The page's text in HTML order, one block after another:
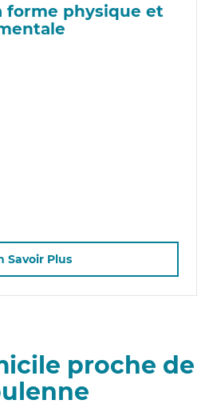
forme physique et
Savoir Plus
proche de